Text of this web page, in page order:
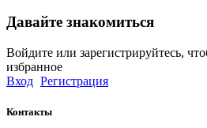
Давайте знакомиться
Войдите или зарегистрируйтесь,
избранное
Вход Регистрация
Контакты